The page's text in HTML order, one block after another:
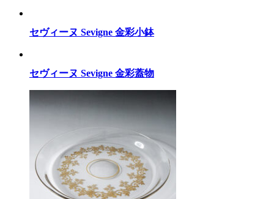
セヴィーヌ Sevigne 金彩小鉢
セヴィーヌ Sevigne 金彩蓋物